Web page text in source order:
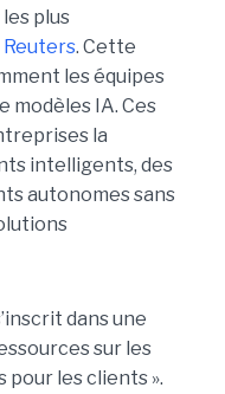
plus
. Cette
les équipes
modèles IA. Ces
la
intelligents, des
autonomes sans
dans une
sur les
pour les clients ».